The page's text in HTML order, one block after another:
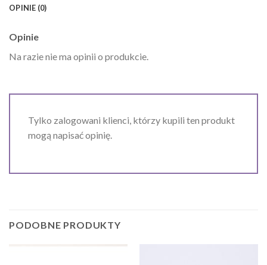
OPINIE (0)
Opinie
Na razie nie ma opinii o produkcie.
Tylko zalogowani klienci, którzy kupili ten produkt
mogą napisać opinię.
PODOBNE PRODUKTY